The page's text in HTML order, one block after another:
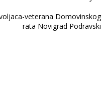
veterana Domovinskog
rata Novigrad Podravski